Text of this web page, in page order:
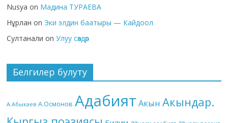
Nusya on Мадина ТУРАЕВА
Нұрлан on Эки элдин баатыры — Кайдоол
Султанали onУлуу сөздөр
Белгилер булуту
А.Абыкаев А.Осмонов Адабият Акын Акындар.